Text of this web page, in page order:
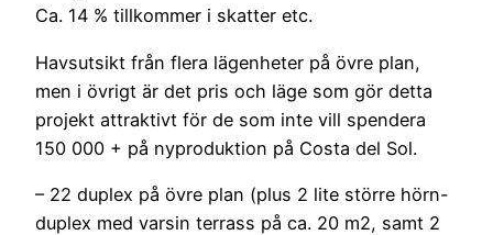
Ca. 14 % tillkommer i skatter etc.
Havsutsikt från flera lägenheter på övre plan,
men i övrigt är det pris och läge som gör detta
projekt attraktivt för de som inte vill spendera
150 000 + på nyproduktion på Costa del Sol.
– 22 duplex på övre plan (plus 2 lite större hörn-
duplex med varsin terrass på ca. 20 m2, samt 2